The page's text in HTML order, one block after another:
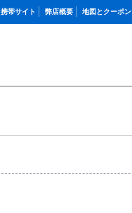
携帯サイト 弊店概要 地図とクーポン